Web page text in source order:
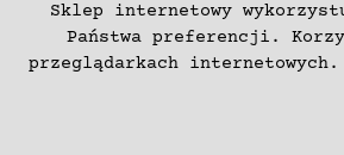
Sklep internetowy
Państwa preferencji.
przeglądarkach
Polityka prywatności
Deklaracja dostępności
(C) 2003-2026 Copyright